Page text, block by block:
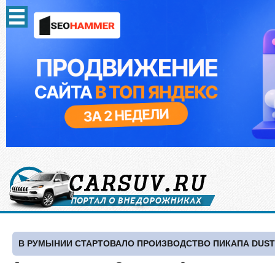
В РУМЫНИИ СТАРТОВАЛО ПРОИЗВОДСТВО ПИКАПА